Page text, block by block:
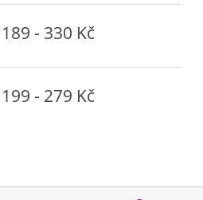
189 - 330 Kč
199 - 279 Kč